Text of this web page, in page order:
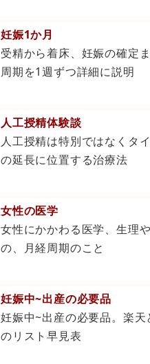
妊娠1か月
受精から着床、妊娠の確定
周期を1週ずつ詳細に説明
人工授精体験談
人工授精は特別ではなくタ
の延長に位置する治療法
女性の医学
女性にかかわる医学、生理
の、月経周期のこと
妊娠中~出産の必要品
妊娠中~出産の必要品。楽
のリスト早見表